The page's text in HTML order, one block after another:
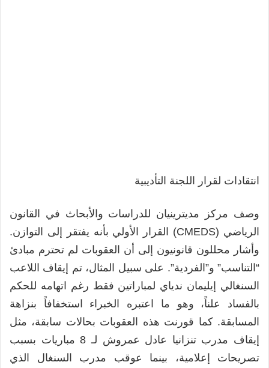
انتقادات لقرار اللجنة التأديبية
وصف مركز مديترينيان للدراسات والأبحاث في القانون
الرياضي (CMEDS) القرار الأولي بأنه يفتقر إلى التوازن.
وأشار محللون قانونيون إلى أن العقوبات لم تحترم مبادئ
“التناسب” و”الفردية”. على سبيل المثال، تم إيقاف اللاعب
السنغالي إيليمان ندياي لمباراتين فقط رغم اتهامه للحكم
بالفساد علناً، وهو ما اعتبره الخبراء استخفافاً بنزاهة
المسابقة. كما قورنت هذه العقوبات بحالات سابقة، مثل
إيقاف مدرب تنزانيا عادل عمروش لـ 8 مباريات بسبب
تصريحات إعلامية، بينما عوقب مدرب السنغال الذي